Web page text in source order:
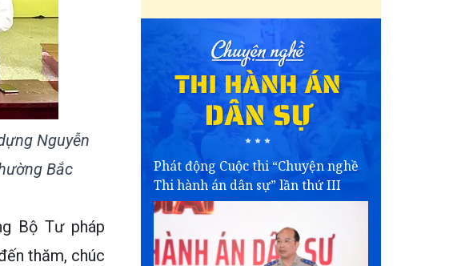
Nguyễn
Bắc
Bộ Tư pháp
thăm, chúc
Phát động Cuộc thi “Chuyện nghề
Thi hành án dân sự” lần thứ III